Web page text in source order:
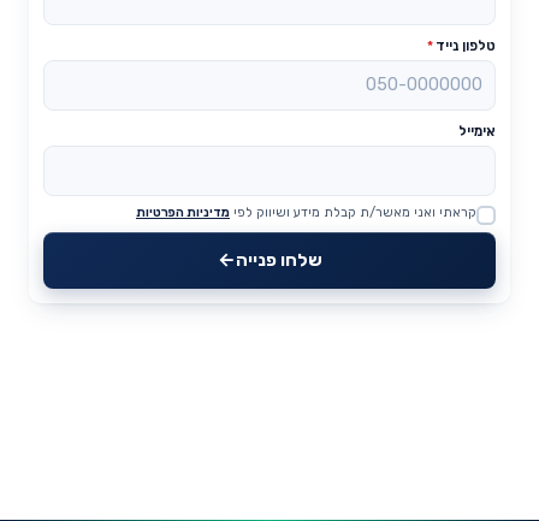
טלפון נייד *
אימייל
Website
קראתי ואני מאשר/ת קבלת מידע ושיווק לפי מדיניות הפרטיות
שלחו פנייה